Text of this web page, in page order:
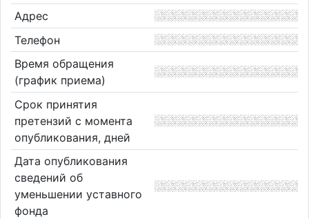
Адрес
Телефон
Время обращения
(график приема)
Срок принятия
претензий с момента
опубликования, дней
Дата опубликования
сведений об
уменьшении уставного
фонда